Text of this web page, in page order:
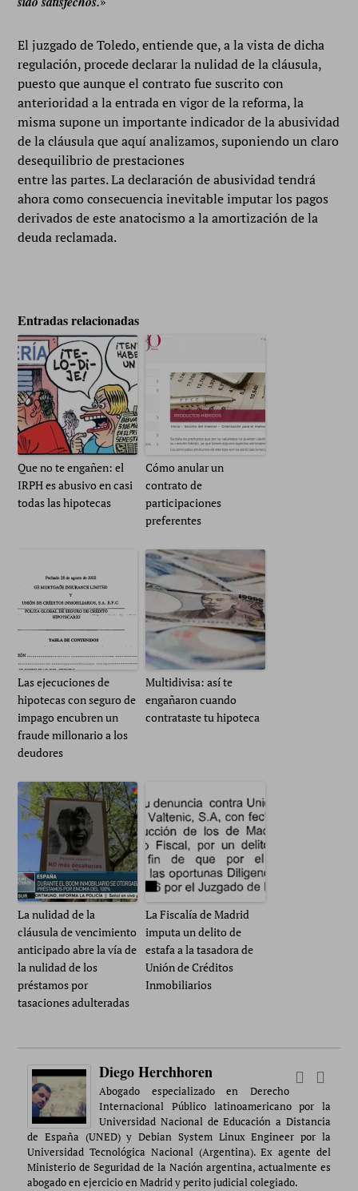
El juzgado de Toledo, entiende que, a la vista de dicha
regulación, procede declarar la nulidad de la cláusula,
puesto que aunque el contrato fue suscrito con
anterioridad a la entrada en vigor de la reforma, la
misma supone un importante indicador de la abusividad
de la cláusula que aquí analizamos, suponiendo un claro
desequilibrio de prestaciones
entre las partes. La declaración de abusividad tendrá
ahora como consecuencia inevitable imputar los pagos
derivados de este anatocismo a la amortización de la
deuda reclamada.
Entradas relacionadas
Que no te engañen: el
IRPH es abusivo en casi
todas las hipotecas
Cómo anular un
contrato de
participaciones
preferentes
Las ejecuciones de
hipotecas con seguro de
impago encubren un
fraude millonario a los
deudores
Multidivisa: así te
engañaron cuando
contrataste tu hipoteca
La nulidad de la
cláusula de vencimiento
anticipado abre la vía de
la nulidad de los
préstamos por
tasaciones adulteradas
La Fiscalía de Madrid
imputa un delito de
estafa a la tasadora de
Unión de Créditos
Inmobiliarios
Diego Herchhoren
Abogado especializado en Derecho
Internacional Público latinoamericano por la
Universidad Nacional de Educación a Distancia
de España (UNED) y Debian System Linux Engineer por la
Universidad Tecnológica Nacional (Argentina). Ex agente del
Ministerio de Seguridad de la Nación argentina, actualmente es
abogado en ejercicio en Madrid y perito judicial colegiado.